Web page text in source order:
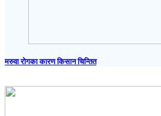
मरुवा रोगका कारण किसान चिन्तित